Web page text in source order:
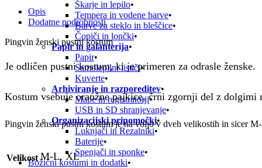
Škarje in lepilo
Tempera in vodene barve
Barve za steklo in bleščice
Čopiči in lončki
Papir in galanterija
Papir
Samolepilni lističi
Kuverte
Arhiviranje in razporeditev
Mape in registratorji
USB in SD shranjevanje
Organizacijski pripomočki
Luknjači in Rezalniki
Baterije
Spenjači in sponke
Božični kostumi in dodatki
Opis
Dodatne podrobnosti
Pingvin ženski pustni kostum
Je odličen pustni kostum, ki je primeren za odrasle ženske.
Kostum vsebuje oranžne pajkice, črni zgornji del z
Pingvin ženski pustni kostum je na voljo v dveh velikostih in sicer
Velikost M-L, XL